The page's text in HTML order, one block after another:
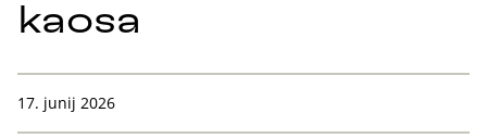
kaosa
17. junij 2026